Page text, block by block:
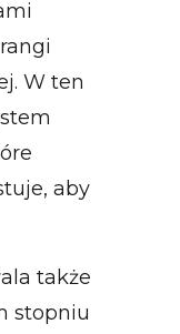
W ten
aby
także
stopniu